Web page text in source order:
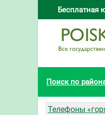
Бесплатная
Поиск по
Телефоны